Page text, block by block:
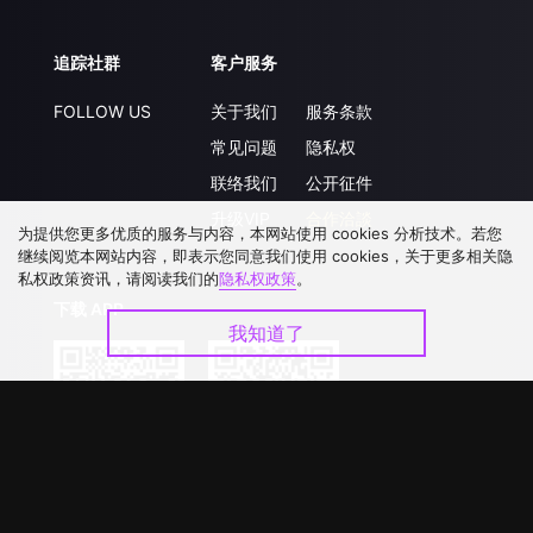
追踪社群
FOLLOW US
客户服务
关于我们
常见问题
联络我们
服务条款
隐私权
公开征件
下载 APP
为提供您更多优质的服务与内容，本网站使用 cookies 分析技术。若您
继续阅览本网站内容，即表示您同意我们使用 cookies，关于更多相关隐
私权政策资讯，请阅读我们的隐私权政策。
我知道了